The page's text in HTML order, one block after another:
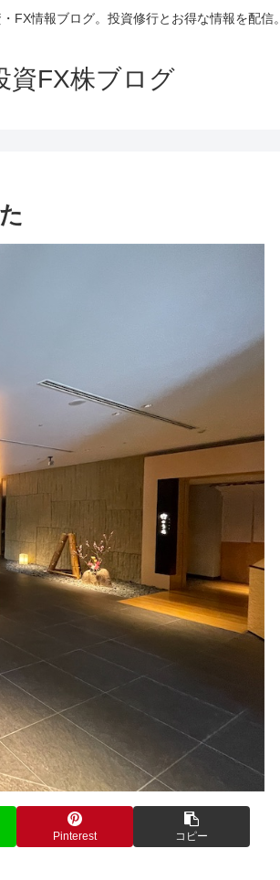
FX情報ブログ。投資修行とお得な情報を配信。
資FX株ブログ
Pinterest コピー